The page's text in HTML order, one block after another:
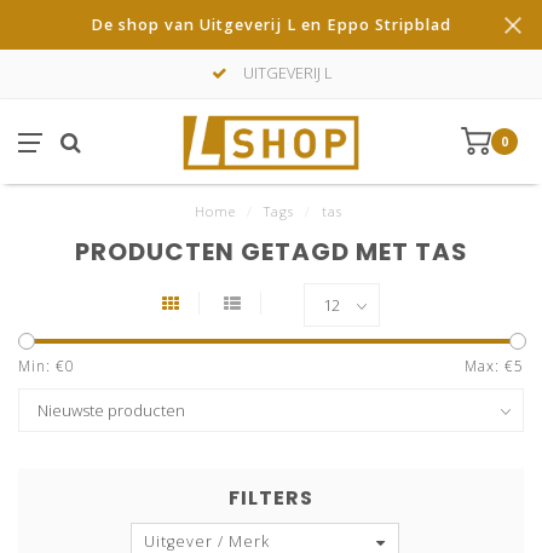
De shop van Uitgeverij L en Eppo Stripblad
UITGEVERIJ L
0
Home Tags tas
PRODUCTEN GETAGD MET TAS
Min: €0 Max: €5
FILTERS
Uitgever / Merk